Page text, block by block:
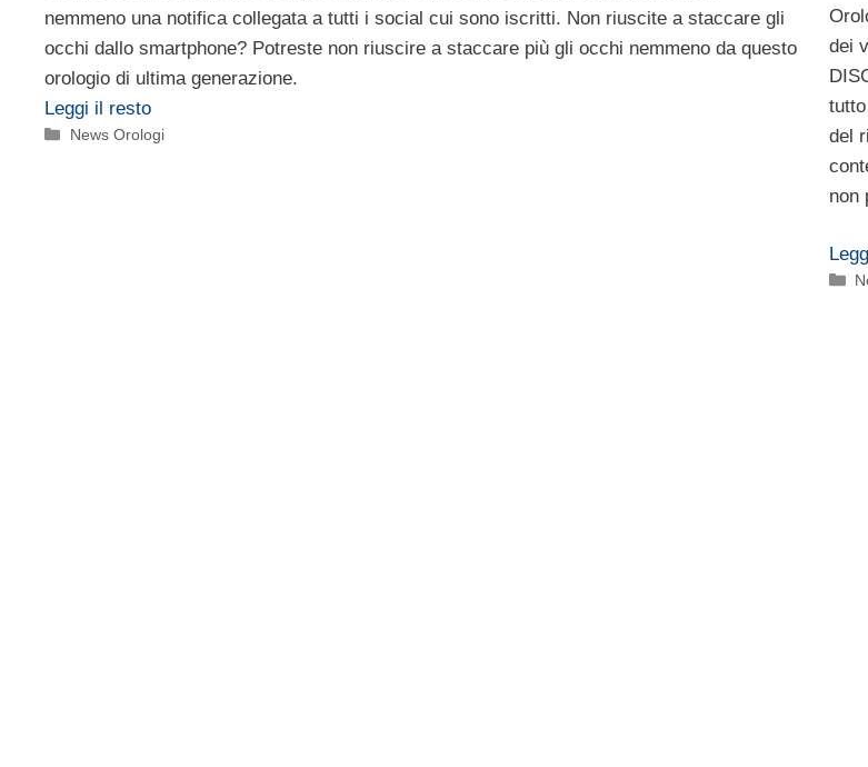
nemmeno una notifica collegata a tutti i social cui sono iscritti. Non riuscite a staccare gli
occhi dallo smartphone? Potreste non riuscire a staccare più gli occhi nemmeno da questo
orologio di ultima generazione.
Leggi il resto
Categorie
News Orologi
dei
del
non